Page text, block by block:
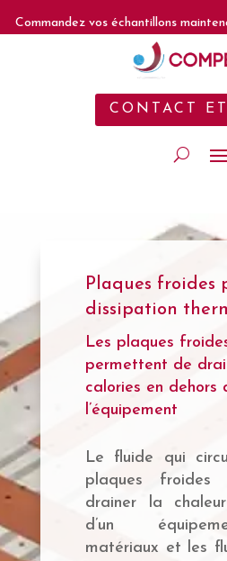
Commandez vos échantillons
CONTACT
Plaques froides
dissipation
Les plaques
permettent de
calories en dehors
l’équipement
Le fluide qui
plaques froides
drainer la
d’un
matériaux et les